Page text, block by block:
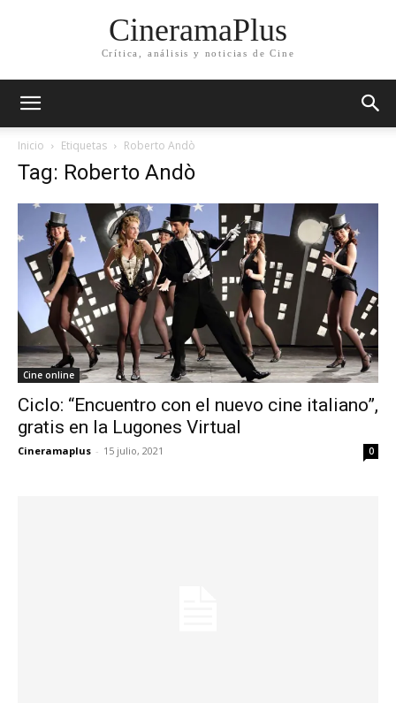
CineramaPlus
Crítica, análisis y noticias de Cine
Inicio Etiquetas Roberto Andò
Tag: Roberto Andò
Cine online
Ciclo: “Encuentro con el nuevo cine italiano”,
gratis en la Lugones Virtual
Cineramaplus - 15 julio, 2021 0